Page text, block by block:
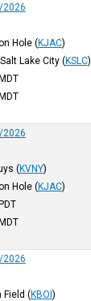
Hole (KJAC)
Lake City (KSLC)
(KVNY)
Hole (KJAC)
Field (KBOI)